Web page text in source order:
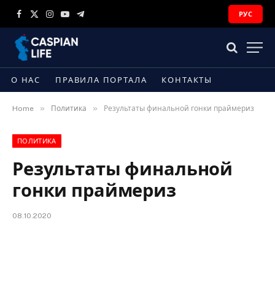
Facebook
X
Instagram
YouTubeTelegram
РУС
О НАС ПРАВИЛА ПОРТАЛА КОНТАКТЫ
Home » Политика » Результаты финальной гонки праймериз
ПОЛИТИКА
Результаты финальной
гонки праймериз
08.10.2020